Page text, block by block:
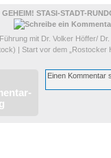
GEHEIM! STASI-STADT-
mit Dr. Volker Höffer/
| Start vor dem „Rostocker